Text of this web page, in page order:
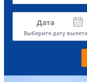
Дата
Выберите дату вылета